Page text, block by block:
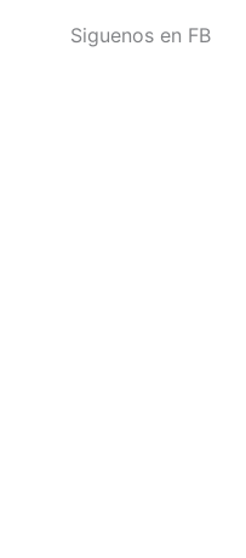
Siguenos en FB